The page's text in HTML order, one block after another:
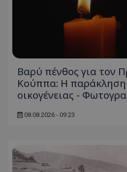
Βαρύ πένθος για τον
Κούππα: Η παράκληση
οικογένειας -
08.08.2026 - 09:23